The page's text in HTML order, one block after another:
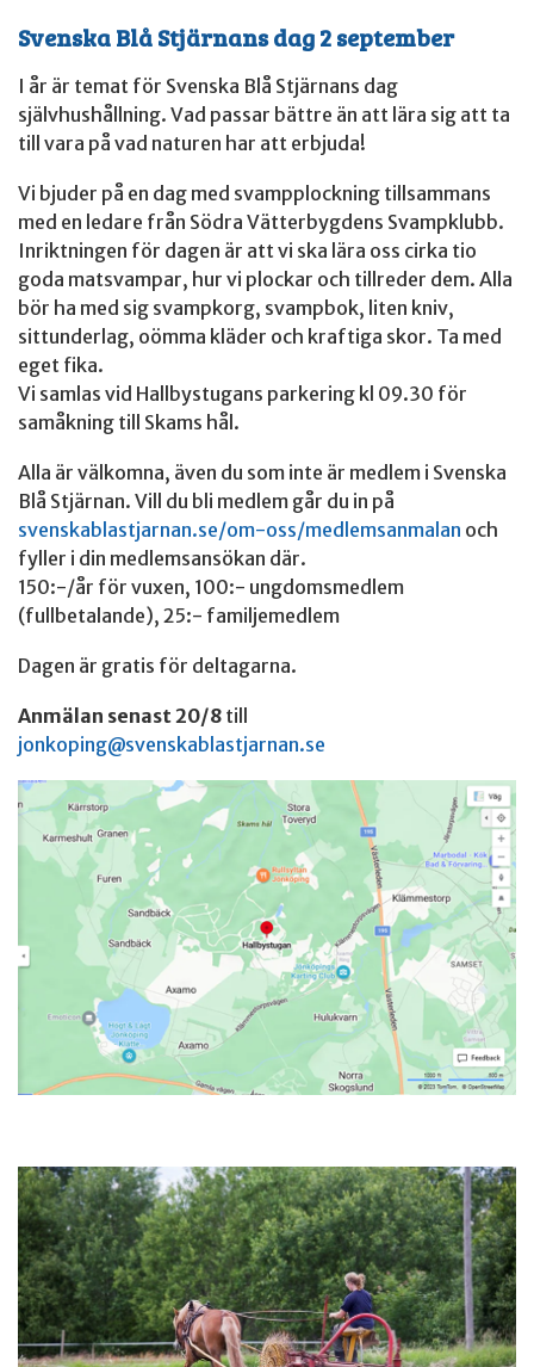
Svenska Blå Stjärnans dag 2 september
I år är temat för Svenska Blå Stjärnans dag
självhushållning. Vad passar bättre än att lära sig att ta
till vara på vad naturen har att erbjuda!
Vi bjuder på en dag med svampplockning tillsammans
med en ledare från Södra Vätterbygdens Svampklubb.
Inriktningen för dagen är att vi ska lära oss cirka tio
goda matsvampar, hur vi plockar och tillreder dem. Alla
bör ha med sig svampkorg, svampbok, liten kniv,
sittunderlag, oömma kläder och kraftiga skor. Ta med
eget fika.
Vi samlas vid Hallbystugans parkering kl 09.30 för
samåkning till Skams hål.
Alla är välkomna, även du som inte är medlem i Svenska
Blå Stjärnan. Vill du bli medlem går du in på
svenskablastjarnan.se/om-oss/medlemsanmalan och
fyller i din medlemsansökan där.
150:-/år för vuxen, 100:- ungdomsmedlem
(fullbetalande), 25:- familjemedlem
Dagen är gratis för deltagarna.
Anmälan senast 20/8 till
jonkoping@svenskablastjarnan.se